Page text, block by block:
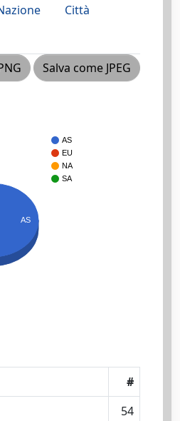
Città
Salva come JPEG
AS
EU
NA
SA
AS
#
54